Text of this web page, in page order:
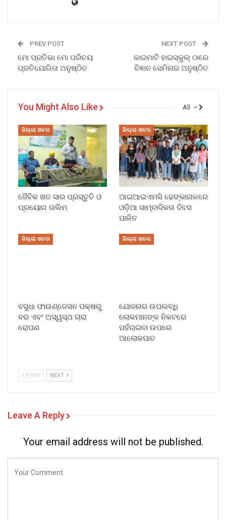
PREV POST
ମୋ ପ୍ରତିଭା ମୋ ପରିଚୟ
ପ୍ରତିଯୋଗିତା ଅନୁଷ୍ଠିତ
NEXT POST
କାଇମାଟି ହାଇସ୍କୁଲ୍ ଠାରେ
ବିଜ୍ଞାନ ସେମିନାର ଅନୁଷ୍ଠିତ
All
You Might Also Like
ଜିଲ୍ଲା ଖବର
ଜୈବିକ ଖତ ସାର ପ୍ରସ୍ତୁତି ଓ
ପ୍ରୟୋଗ ତାଲିମ
ଜିଲ୍ଲା ଖବର
ଆଇଆଇଏମସି ଢେଙ୍କାନାଳରେ
ଓଡ଼ିଆ ସାମ୍ବାଦିକତା ଦିବସ
ପାଳିତ
ଜିଲ୍ଲା ଖବର
ବସୁଧା ଫାଉଣ୍ଡେସନ ପକ୍ଷରୁ
ବର ଏବଂ ଅସ୍ୱସ୍ଥ ଚାରା
ରୋପଣ
ଜିଲ୍ଲା ଖବର
ଯୋଜନାର ଉପଲବ୍ଧି
ଲୋକମାନଙ୍କ ନିକଟରେ
ପହଁଚାଇବା ଉପରେ
ଆଲୋକପାତ
PREV NEXT
Leave A Reply
Your email address will not be published.